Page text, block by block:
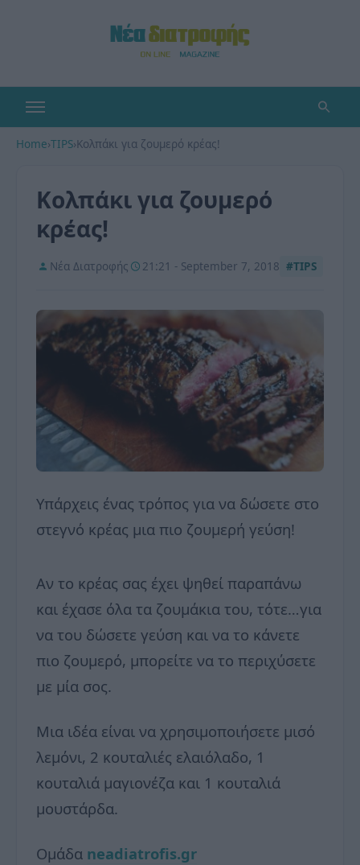
Home›TIPS›Κολπάκι για ζουμερό κρέας!
Κολπάκι για ζουμερό
κρέας!
Νέα Διατροφής 21:21 - September 7, 2018 #TIPS
Υπάρχεις ένας τρόπος για να δώσετε στο
στεγνό κρέας μια πιο ζουμερή γεύση!
Αν το κρέας σας έχει ψηθεί παραπάνω
και έχασε όλα τα ζουμάκια του, τότε…για
να του δώσετε γεύση και να το κάνετε
πιο ζουμερό, μπορείτε να το περιχύσετε
με μία σος.
Μια ιδέα είναι να χρησιμοποιήσετε μισό
λεμόνι, 2 κουταλιές ελαιόλαδο, 1
κουταλιά μαγιονέζα και 1 κουταλιά
μουστάρδα.
Ομάδα neadiatrofis.gr